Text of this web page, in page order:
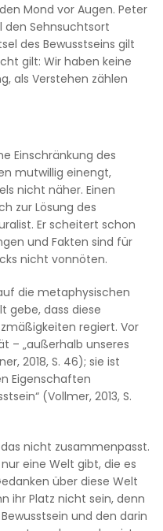
Mond vor Augen. Peter
den Sehnsuchtsort
des Bewusstseins gilt
gilt: Wir haben keine
als Verstehen zählen
Einschränkung des
mutwillig einengt,
nicht näher. Einen
zur Lösung des
Er scheitert schon
und Fakten sind für
nicht vonnöten.
die metaphysischen
gebe, dass diese
regiert. Vor
– „außerhalb unseres
2018, S. 46); sie ist
Eigenschaften
(Vollmer, 2013, S.
nicht zusammenpasst.
eine Welt gibt, die es
über diese Welt
ihr Platz nicht sein, denn
und den darin